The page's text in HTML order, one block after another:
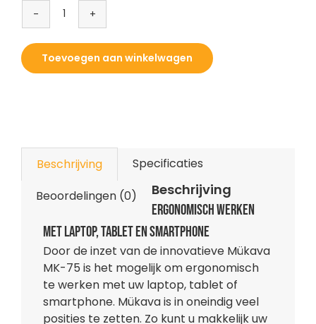
Mükava
75
aantal
Toevoegen aan winkelwagen
Beschrijving
Specificaties
Beoordelingen (0)
Beschrijving
Ergonomisch werken
met laptop, tablet en smartphone
Door de inzet van de innovatieve Mükava
MK-75 is het mogelijk om ergonomisch
te werken met uw laptop, tablet of
smartphone. Mükava is in oneindig veel
posities te zetten. Zo kunt u makkelijk uw